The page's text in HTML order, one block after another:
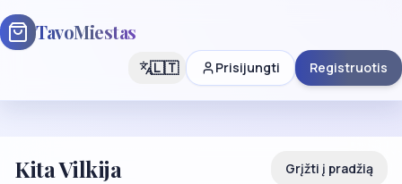
TavoMiestas
🇱🇹 Prisijungti Registruotis
Kita Vilkija Grįžti į pradžią